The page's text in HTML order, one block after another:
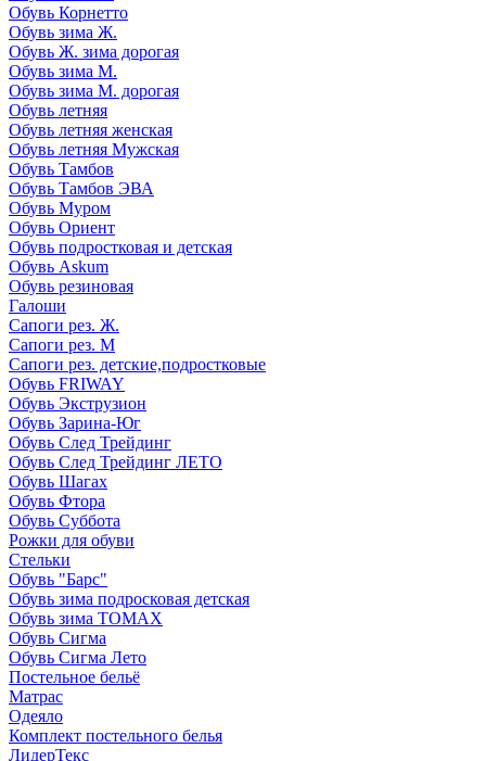
Обувь Корнетто
Обувь зима Ж.
Обувь Ж. зима дорогая
Обувь зима М.
Обувь зима М. дорогая
Обувь летняя
Обувь летняя женская
Обувь летняя Мужская
Обувь Тамбов
Обувь Тамбов ЭВА
Обувь Муром
Обувь Ориент
Обувь подростковая и детская
Обувь Askum
Обувь резиновая
Галоши
Сапоги рез. Ж.
Сапоги рез. М
Сапоги рез. детские,подростковые
Обувь FRIWAY
Обувь Экструзион
Обувь Зарина-Юг
Обувь След Трейдинг
Обувь След Трейдинг ЛЕТО
Обувь Шагах
Обувь Фтора
Обувь Суббота
Рожки для обуви
Стельки
Обувь "Барс"
Обувь зима подросковая детская
Обувь зима ТОМАХ
Обувь Сигма
Обувь Сигма Лето
Постельное бельё
Матрас
Одеяло
Комплект постельного белья
ЛидерТекс